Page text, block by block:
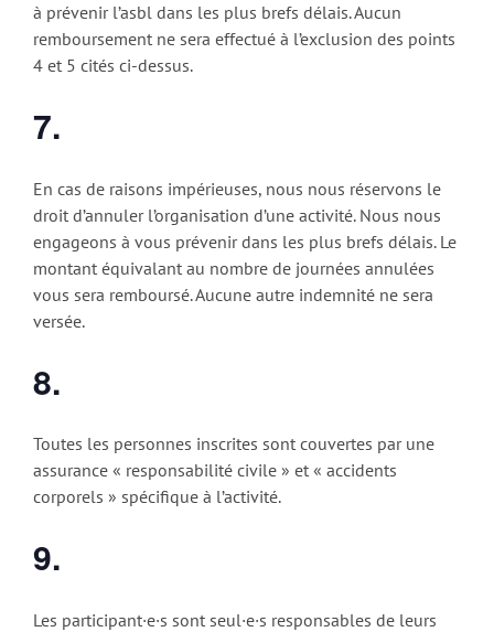
à prévenir l’asbl dans les plus brefs délais. Aucun
remboursement ne sera effectué à l’exclusion des points
4 et 5 cités ci-dessus.
7.
En cas de raisons impérieuses, nous nous réservons le
droit d’annuler l’organisation d’une activité. Nous nous
engageons à vous prévenir dans les plus brefs délais. Le
montant équivalant au nombre de journées annulées
vous sera remboursé. Aucune autre indemnité ne sera
versée.
8.
Toutes les personnes inscrites sont couvertes par une
assurance « responsabilité civile » et « accidents
corporels » spécifique à l’activité.
9.
Les participant·e·s sont seul·e·s responsables de leurs